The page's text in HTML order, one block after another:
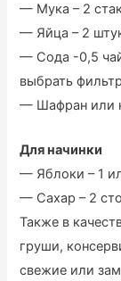
— Мука – 2
— Яйца – 2
— Сода -0,5
выбрать
— Шафран или
Для начинки
— Яблоки – 1
— Сахар – 2
Также в
груши,
свежие или